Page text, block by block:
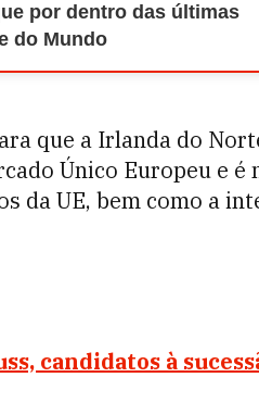
por dentro das últimas
do Mundo
que a Irlanda do
Único Europeu e
da UE, bem como a
candidatos à